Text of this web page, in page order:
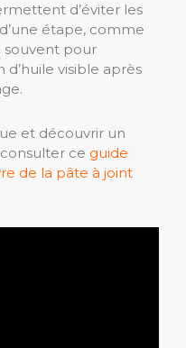
d’éviter les
étape, comme
souvent pour
visible après
et découvrir un
ce guide
de la pâte à joint